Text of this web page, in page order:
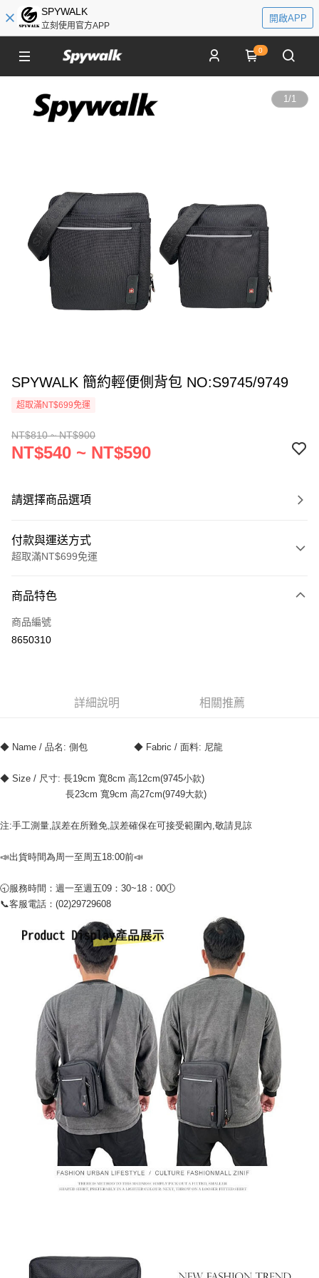
SPYWALK
立刻使用官方APP
開啟APP
0
1/1
SPYWALK 簡約輕便側背包 NO:S9745/9749
超取滿NT$699免運
NT$810 ~ NT$900
NT$540 ~ NT$590
請選擇商品選項
付款與運送方式
超取滿NT$699免運
信用卡一次付款
超商取貨付款
每筆NT$70，滿NT$699(含以上)免運費
每筆NT$80，滿NT$699(含以上)免運費
商品特色
商品編號
8650310
詳細說明 相關推薦
◆ Name / 品名: 側包	               ◆ Fabric / 面料: 尼龍
◆ Size / 尺寸: 長19cm 寬8cm 高12cm(9745小款)
                       長23cm 寬9cm 高27cm(9749大款)
注:手工測量,誤差在所難免,誤差確保在可接受範圍內,敬請見諒
📣出貨時間為周一至周五18:00前📣
🕤服務時間：週一至週五09：30~18：00🕕
📞客服電話：(02)29729608